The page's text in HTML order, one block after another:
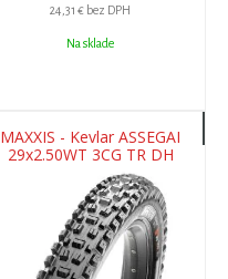
24,31 € bez DPH
Na sklade
MAXXIS - Kevlar ASSEGAI
29x2.50WT 3CG TR DH